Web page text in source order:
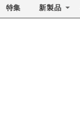
特集 新製品